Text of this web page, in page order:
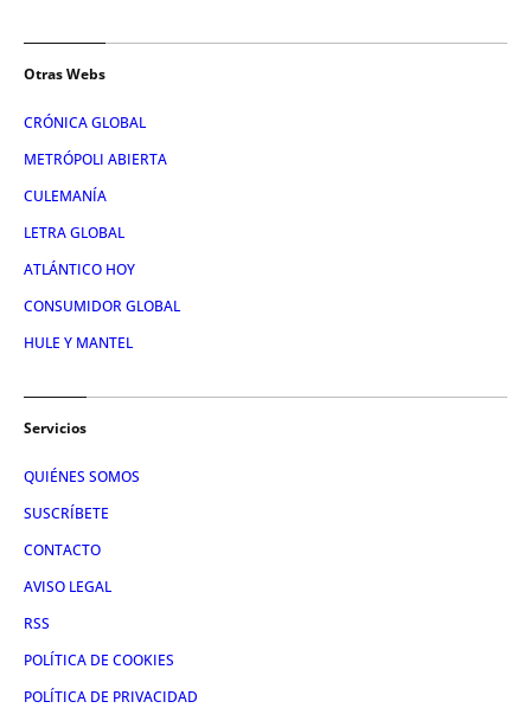
Otras Webs
CRÓNICA GLOBAL
METRÓPOLI ABIERTA
CULEMANÍA
LETRA GLOBAL
ATLÁNTICO HOY
CONSUMIDOR GLOBAL
HULE Y MANTEL
Servicios
QUIÉNES SOMOS
SUSCRÍBETE
CONTACTO
AVISO LEGAL
RSS
POLÍTICA DE COOKIES
POLÍTICA DE PRIVACIDAD